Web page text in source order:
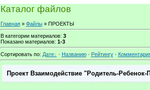
Каталог файлов
Главная» Файлы» ПРОЕКТЫ
В категории материалов: 3
Показано материалов: 1-3
Сортировать по: Дате · Названию· Рейтингу·
Проект Взаимодействие "Родитель-